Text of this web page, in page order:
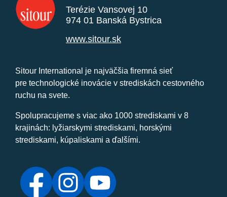
Terézie Vansovej 10
974 01 Banská Bystrica
www.sitour.sk
Sitour International je najväčšia firemná sieť
pre technologické inovácie v strediskách cestovného
ruchu na svete.
Spolupracujeme s viac ako 1000 strediskami v 8
krajinách: lyžiarskymi strediskami, horskými
strediskami, kúpaliskami a ďalšími.